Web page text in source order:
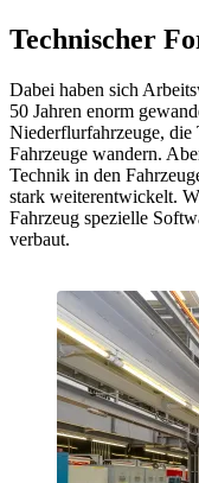
Technischer
Dabei haben sich
50 Jahren enorm
Niederflurfahrzeuge, die
Fahrzeuge wandern.
Technik in den
stark weiterentwickelt.
Fahrzeug spezielle
verbaut.